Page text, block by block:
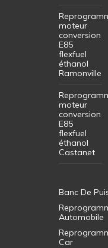
moteur
conversion
E85
flexfuel
éthanol
Ramonville
moteur
conversion
E85
flexfuel
éthanol
Castanet
Banc De
Automobile
Car